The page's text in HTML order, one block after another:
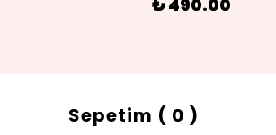
₺ 490.00
Sepetim ( 0 )